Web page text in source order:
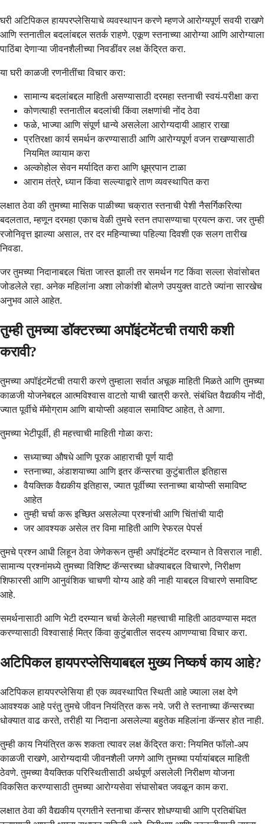
घरी अटिपिकल हायपरप्लेसियाचे व्यवस्थापन करणे म्हणजे आरोग्यपूर्ण सवयी राखणे
आणि स्तनातील बदलांबद्दल सतर्क राहणे. एकूण स्तनाच्या आरोग्या आणि आरोग्याला
पाठिंबा देणाऱ्या जीवनशैलीच्या निवडींवर लक्ष केंद्रित करा.
या घरी काळजी रणनीतींचा विचार करा:
सामान्य बदलांबद्दल माहिती असण्यासाठी दरमहा स्तनाची स्वयं-परीक्षा करा
कोणत्याही स्तनातील बदलांची किंवा लक्षणांची नोंद ठेवा
फळे, भाज्या आणि संपूर्ण धान्ये असलेला आरोग्यदायी आहार राखा
प्रतिरक्षा कार्य समर्थन करण्यासाठी आणि आरोग्यपूर्ण वजन राखण्यासाठी
नियमित व्यायाम करा
अल्कोहोल सेवन मर्यादित करा आणि धूम्रपान टाळा
आराम तंत्रे, ध्यान किंवा सल्ल्याद्वारे ताण व्यवस्थापित करा
लक्षात ठेवा की तुमच्या मासिक पाळीच्या चक्रात स्तनाची पेशी नैसर्गिकरित्या
बदलतात, म्हणून दरमहा एकाच वेळी तुमचे स्तन तपासण्याचा प्रयत्न करा. जर तुम्ही
रजोनिवृत्त झाल्या असाल, तर दर महिन्याच्या पहिल्या दिवशी एक सलग तारीख
निवडा.
जर तुमच्या निदानाबद्दल चिंता जास्त झाली तर समर्थन गट किंवा सल्ला सेवांसोबत
जोडलेले रहा. अनेक महिलांना अशा लोकांशी बोलणे उपयुक्त वाटते ज्यांना सारखेच
अनुभव आले आहेत.
तुम्ही तुमच्या डॉक्टरच्या अपॉइंटमेंटची तयारी कशी
करावी?
तुमच्या अपॉइंटमेंटची तयारी करणे तुम्हाला सर्वात अचूक माहिती मिळते आणि तुमच्या
काळजी योजनेबद्दल आत्मविश्वास वाटतो याची खात्री करते. संबंधित वैद्यकीय नोंदी,
ज्यात पूर्वीचे मॅमोग्राम आणि बायोप्सी अहवाल समाविष्ट आहेत, ते आणा.
तुमच्या भेटीपूर्वी, ही महत्त्वाची माहिती गोळा करा:
सध्याच्या औषधे आणि पूरक आहाराची पूर्ण यादी
स्तनाच्या, अंडाशयाच्या आणि इतर कॅन्सरचा कुटुंबातील इतिहास
वैयक्तिक वैद्यकीय इतिहास, ज्यात पूर्वीच्या स्तनाच्या बायोप्सी समाविष्ट
आहेत
तुम्ही चर्चा करू इच्छित असलेल्या प्रश्नांची आणि चिंतांची यादी
जर आवश्यक असेल तर विमा माहिती आणि रेफरल पेपर्स
तुमचे प्रश्न आधी लिहून ठेवा जेणेकरून तुम्ही अपॉइंटमेंट दरम्यान ते विसराल नाही.
सामान्य प्रश्नांमध्ये तुमच्या विशिष्ट कॅन्सरच्या धोक्याबद्दल विचारणे, निरीक्षण
शिफारसी आणि आनुवंशिक चाचणी योग्य आहे की नाही याबद्दल विचारणे समाविष्ट
आहे.
समर्थनासाठी आणि भेटी दरम्यान चर्चा केलेली महत्त्वाची माहिती आठवण्यास मदत
करण्यासाठी विश्वासार्ह मित्र किंवा कुटुंबातील सदस्य आणण्याचा विचार करा.
अटिपिकल हायपरप्लेसियाबद्दल मुख्य निष्कर्ष काय आहे?
अटिपिकल हायपरप्लेसिया ही एक व्यवस्थापित स्थिती आहे ज्याला लक्ष देणे
आवश्यक आहे परंतु तुमचे जीवन नियंत्रित करू नये. जरी ते स्तनाच्या कॅन्सरच्या
धोक्यात वाढ करते, तरीही या निदाना असलेल्या बहुतेक महिलांना कॅन्सर होत नाही.
तुम्ही काय नियंत्रित करू शकता त्यावर लक्ष केंद्रित करा: नियमित फॉलो-अप
काळजी राखणे, आरोग्यदायी जीवनशैली जगणे आणि तुमच्या पर्यायांबद्दल माहिती
ठेवणे. तुमच्या वैयक्तिक परिस्थितीसाठी अर्थपूर्ण असलेली निरीक्षण योजना
विकसित करण्यासाठी तुमच्या आरोग्यसेवा संघासोबत जवळून काम करा.
लक्षात ठेवा की वैद्यकीय प्रगतीने स्तनाचा कॅन्सर शोधण्याची आणि प्रतिबंधित